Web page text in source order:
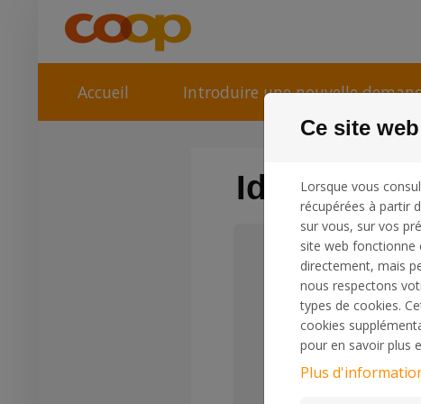
Accueil Introduire une nouvelle
Se connecter
Si vous avez déjà un
entrez votre adresse
ci-dessous.
Ce site
Lorsque vous
récupérées à partir
sur vous, sur vos
site web fonctionne
directement, mais
nous respectons
types de cookies.
cookies
pour en savoir plus
Plus